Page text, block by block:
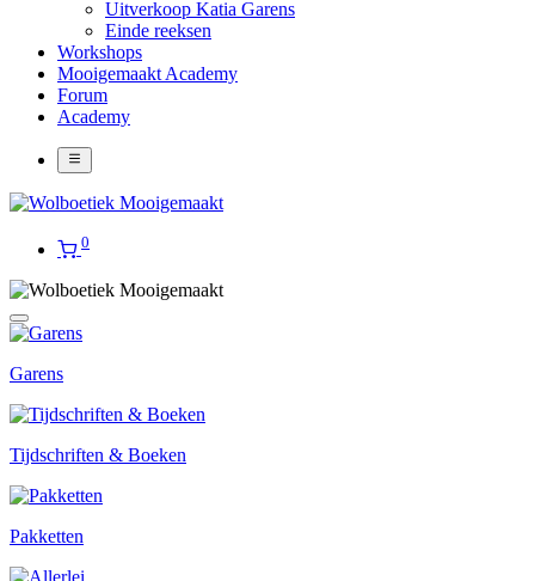
Uitverkoop Katia Garens
Einde reeksen
Workshops
Mooigemaakt Academy
Forum
Academy
0
Garens
Tijdschriften & Boeken
Pakketten